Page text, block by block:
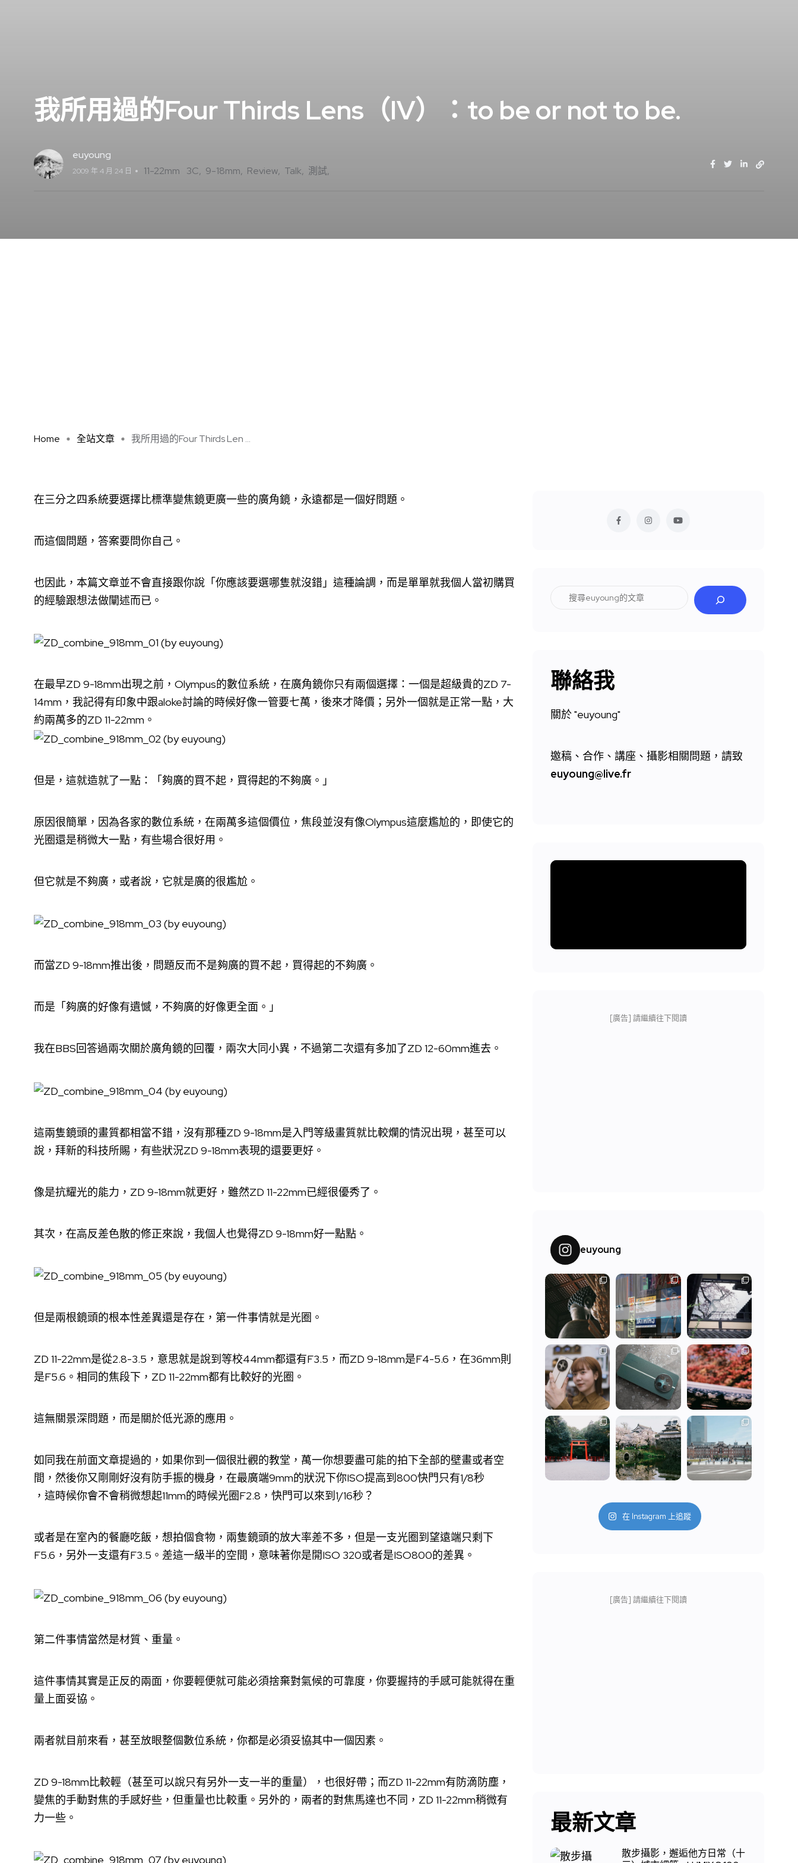
我所用過的Four Thirds Lens（IV）：to be or not to be.
euyoung
2009 年 4 月 24 日 11-22mm 3C 9-18mm Review Talk 測試
Home 全站文章 我所用過的Four Thirds Len ...
在三分之四系統要選擇比標準變焦鏡更廣一些的廣角鏡，永遠都是一個好問題。
而這個問題，答案要問你自己。
也因此，本篇文章並不會直接跟你說「你應該要選哪隻就沒錯」這種論調，而是單單就我個人當初購買
的經驗跟想法做闡述而已。
在最早ZD 9-18mm出現之前，Olympus的數位系統，在廣角鏡你只有兩個選擇：一個是超級貴的ZD 7-
14mm，我記得有印象中跟aloke討論的時候好像一管要七萬，後來才降價；另外一個就是正常一點，大
約兩萬多的ZD 11-22mm。
但是，這就造就了一點：「夠廣的買不起，買得起的不夠廣。」
原因很簡單，因為各家的數位系統，在兩萬多這個價位，焦段並沒有像Olympus這麼尷尬的，即使它的
光圈還是稍微大一點，有些場合很好用。
但它就是不夠廣，或者說，它就是廣的很尷尬。
而當ZD 9-18mm推出後，問題反而不是夠廣的買不起，買得起的不夠廣。
而是「夠廣的好像有遺憾，不夠廣的好像更全面。」
我在BBS回答過兩次關於廣角鏡的回覆，兩次大同小異，不過第二次還有多加了ZD 12-60mm進去。
這兩隻鏡頭的畫質都相當不錯，沒有那種ZD 9-18mm是入門等級畫質就比較爛的情況出現，甚至可以
說，拜新的科技所賜，有些狀況ZD 9-18mm表現的還要更好。
像是抗耀光的能力，ZD 9-18mm就更好，雖然ZD 11-22mm已經很優秀了。
其次，在高反差色散的修正來說，我個人也覺得ZD 9-18mm好一點點。
但是兩根鏡頭的根本性差異還是存在，第一件事情就是光圈。
ZD 11-22mm是從2.8-3.5，意思就是說到等校44mm都還有F3.5，而ZD 9-18mm是F4-5.6，在36mm則
是F5.6。相同的焦段下，ZD 11-22mm都有比較好的光圈。
這無關景深問題，而是關於低光源的應用。
如同我在前面文章提過的，如果你到一個很壯觀的教堂，萬一你想要盡可能的拍下全部的壁畫或者空
間，然後你又剛剛好沒有防手振的機身，在最廣端9mm的狀況下你ISO提高到800快門只有1/8秒
，這時候你會不會稍微想起11mm的時候光圈F2.8，快門可以來到1/16秒？
或者是在室內的餐廳吃飯，想拍個食物，兩隻鏡頭的放大率差不多，但是一支光圈到望遠端只剩下
F5.6，另外一支還有F3.5。差這一級半的空間，意味著你是開ISO 320或者是ISO800的差異。
第二件事情當然是材質、重量。
這件事情其實是正反的兩面，你要輕便就可能必須捨棄對氣候的可靠度，你要握持的手感可能就得在重
量上面妥協。
兩者就目前來看，甚至放眼整個數位系統，你都是必須妥協其中一個因素。
ZD 9-18mm比較輕（甚至可以說只有另外一支一半的重量），也很好帶；而ZD 11-22mm有防滴防塵，
變焦的手動對焦的手感好些，但重量也比較重。另外的，兩者的對焦馬達也不同，ZD 11-22mm稍微有
力一些。
聯絡我
關於 "euyoung"
邀稿、合作、講座、攝影相關問題，請致
euyoung@live.fr
[廣告] 請繼續往下閱讀
euyoung
在 Instagram 上追蹤
[廣告] 請繼續往下閱讀
最新文章
散步攝影，邂逅他方日常（十